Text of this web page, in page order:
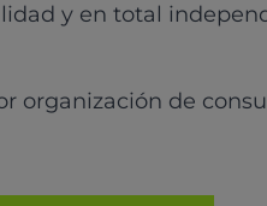
y en total
organización de